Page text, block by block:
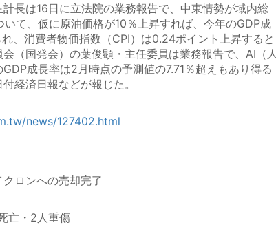
長は16日に立法院の業務報告で、中東情勢が域内総
て、仮に原油価格が10％上昇すれば、今年のGDP成
、消費者物価指数（CPI）は0.24ポイント上昇すると
（国発会）の葉俊顕・主任委員は業務報告で、AI（人
成長率は2月時点の予測値の7.71％超えもあり得る
経済日報などが報じた。
news/127402.html
ロンへの売却完了
亡・2人重傷